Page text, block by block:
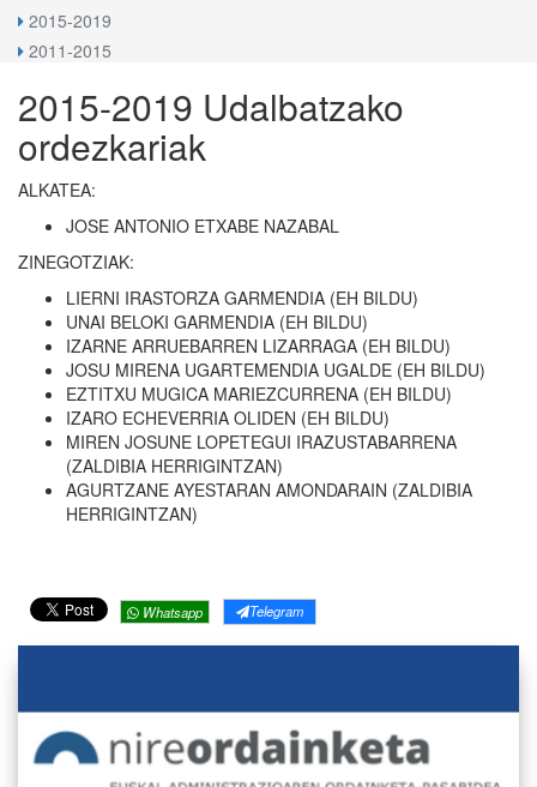
2015-2019
2011-2015
2015-2019 Udalbatzako
ordezkariak
ALKATEA:
JOSE ANTONIO ETXABE NAZABAL
ZINEGOTZIAK:
LIERNI IRASTORZA GARMENDIA (EH BILDU)
UNAI BELOKI GARMENDIA (EH BILDU)
IZARNE ARRUEBARREN LIZARRAGA (EH BILDU)
JOSU MIRENA UGARTEMENDIA UGALDE (EH BILDU)
EZTITXU MUGICA MARIEZCURRENA (EH BILDU)
IZARO ECHEVERRIA OLIDEN (EH BILDU)
MIREN JOSUNE LOPETEGUI IRAZUSTABARRENA
(ZALDIBIA HERRIGINTZAN)
AGURTZANE AYESTARAN AMONDARAIN (ZALDIBIA
HERRIGINTZAN)
Whatsapp Telegram